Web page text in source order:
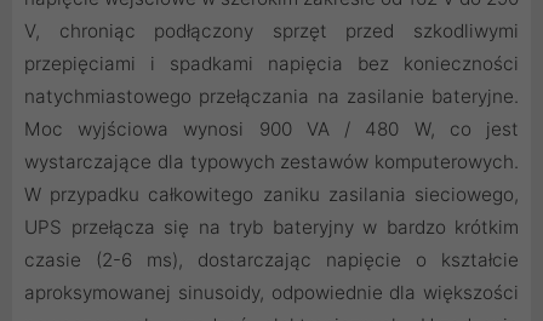
V, chroniąc podłączony sprzęt przed szkodliwymi
przepięciami i spadkami napięcia bez konieczności
natychmiastowego przełączania na zasilanie bateryjne.
Moc wyjściowa wynosi 900 VA / 480 W, co jest
wystarczające dla typowych zestawów komputerowych.
W przypadku całkowitego zaniku zasilania sieciowego,
UPS przełącza się na tryb bateryjny w bardzo krótkim
czasie (2-6 ms), dostarczając napięcie o kształcie
aproksymowanej sinusoidy, odpowiednie dla większości